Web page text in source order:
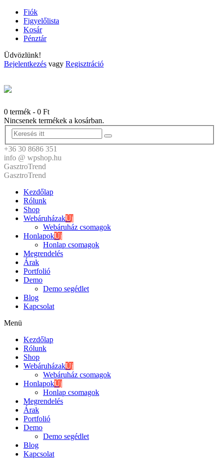
Fiók
Figyelőlista
Kosár
Pénztár
Üdvözlünk!
Bejelentkezés vagy Regisztráció
0 termék - 0 Ft
Nincsenek termékek a kosárban.
+36 30 8686 351
info @ wpshop.hu
GasztroTrend
GasztroTrend
Kezdőlap
Rólunk
Shop
WebáruházakÚj
Webáruház csomagok
HonlapokÚj
Honlap csomagok
Megrendelés
Árak
Portfolió
Demo
Demo segédlet
Blog
Kapcsolat
Menü
Kezdőlap
Rólunk
Shop
WebáruházakÚj
Webáruház csomagok
HonlapokÚj
Honlap csomagok
Megrendelés
Árak
Portfolió
Demo
Demo segédlet
Blog
Kapcsolat